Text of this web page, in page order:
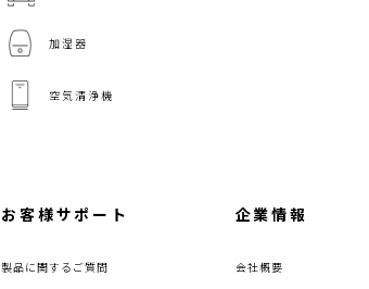
加湿器
空気清浄機
お客様サポート
製品に関するご質問
企業情報
会社概要